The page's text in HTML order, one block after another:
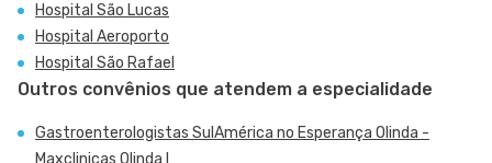
Hospital São Lucas
Hospital Aeroporto
Hospital São Rafael
Outros convênios que atendem a especialidade
Gastroenterologistas SulAmérica no Esperança Olinda -
Maxclinicas Olinda I